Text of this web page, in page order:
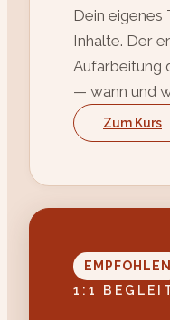
Dein eigenes
Inhalte. Der
Aufarbeitung
— wann und
Zum Kurs
EMPFOHLEN
1:1